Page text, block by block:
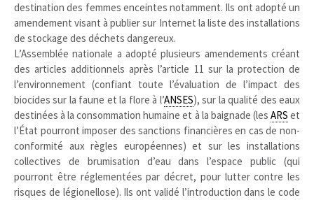
destination des femmes enceintes notamment. Ils ont adopté un
amendement visant à publier sur Internet la liste des installations
de stockage des déchets dangereux.
L’Assemblée nationale a adopté plusieurs amendements créant
des articles additionnels après l’article 11 sur la protection de
l’environnement (confiant toute l’évaluation de l’impact des
biocides sur la faune et la flore à l’ANSES), sur la qualité des eaux
destinées à la consommation humaine et à la baignade (les ARS et
l’État pourront imposer des sanctions financières en cas de non-
conformité aux règles européennes) et sur les installations
collectives de brumisation d’eau dans l’espace public (qui
pourront être réglementées par décret, pour lutter contre les
risques de légionellose). Ils ont validé l’introduction dans le code